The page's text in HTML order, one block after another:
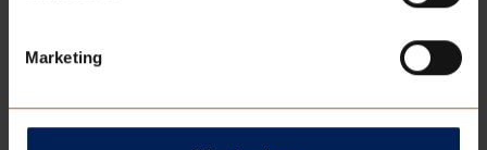
Marketing